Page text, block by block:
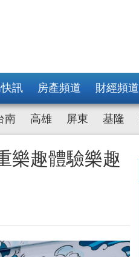
訊 房產頻道 財經頻道
南 高雄 屏東 基隆
樂趣體驗樂趣